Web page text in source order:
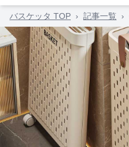
バスケッタ TOP › 記事一覧 ›